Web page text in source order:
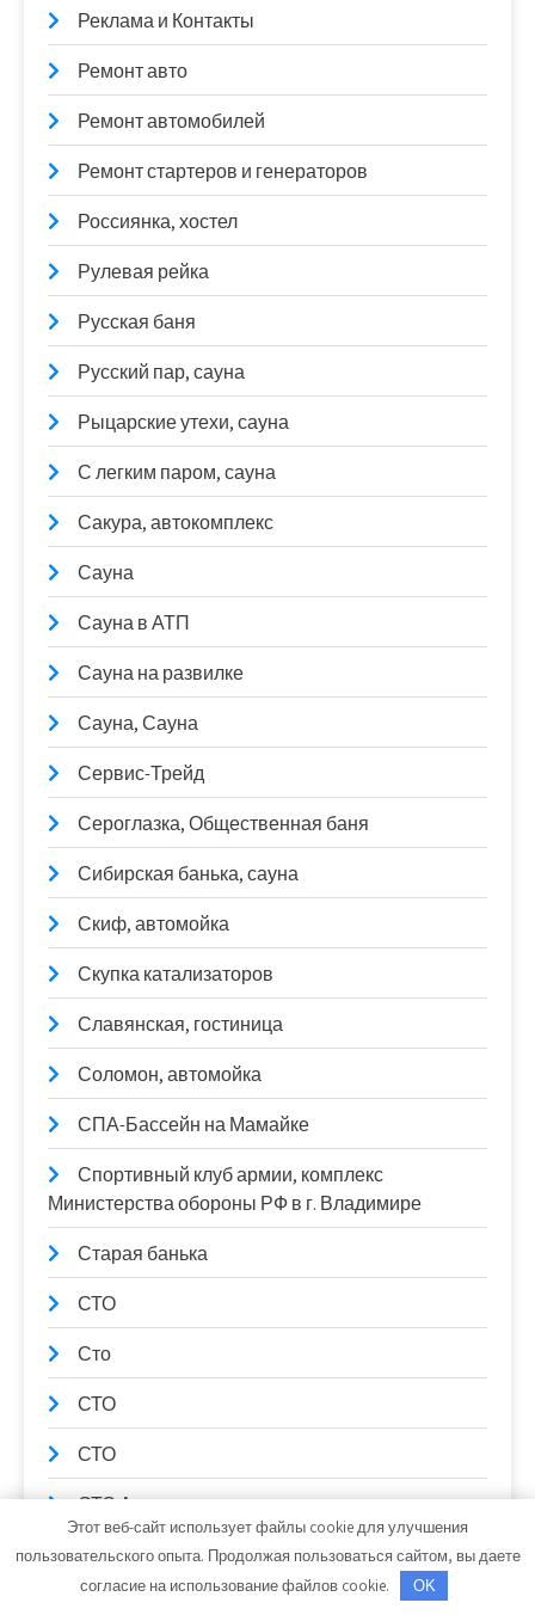
Реклама и Контакты
Ремонт авто
Ремонт автомобилей
Ремонт стартеров и генераторов
Россиянка, хостел
Рулевая рейка
Русская баня
Русский пар, сауна
Рыцарские утехи, сауна
С легким паром, сауна
Сакура, автокомплекс
Сауна
Сауна в АТП
Сауна на развилке
Сауна, Сауна
Сервис-Трейд
Сероглазка, Общественная баня
Сибирская банька, сауна
Скиф, автомойка
Скупка катализаторов
Славянская, гостиница
Соломон, автомойка
СПА-Бассейн на Мамайке
Спортивный клуб армии, комплекс
Министерства обороны РФ в г. Владимире
Старая банька
СТО
Сто
СТО
СТО
СТО Автодоктор
СТО АвтоЗона
СТО Комсомольская, официальный дилер
Этот веб-сайт использует файлы cookie для улучшения
пользовательского опыта. Продолжая пользоваться сайтом, вы даете
согласие на использование файлов cookie.
OK